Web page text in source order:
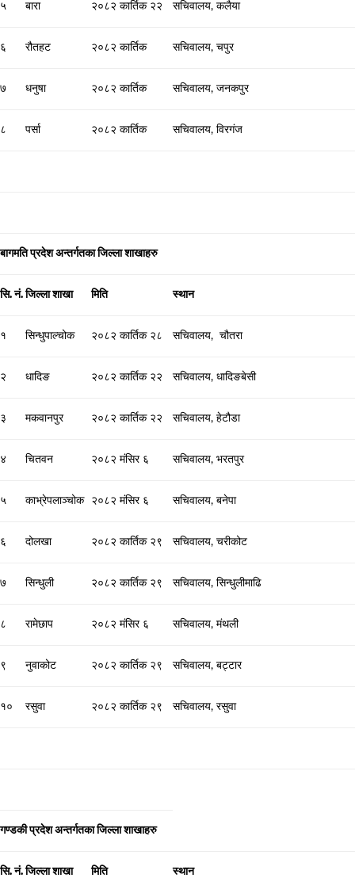
५ बारा २०८२ कार्तिक २२ सचिवालय, कलैया
६ रौतहट २०८२ कार्तिक सचिवालय, चपुर
७ धनुषा २०८२ कार्तिक सचिवालय, जनकपुर
८ पर्सा २०८२ कार्तिक सचिवालय, विरगंज
बागमति प्रदेश अन्तर्गतका जिल्ला शाखाहरु
सि. नं. जिल्ला शाखा मिति स्थान
१ सिन्धुपाल्चोक २०८२ कार्तिक २८ सचिवालय, चौतरा
२ धादिङ २०८२ कार्तिक २२ सचिवालय, धादिङबेसी
३ मकवानपुर २०८२ कार्तिक २२ सचिवालय, हेटौडा
४ चितवन २०८२ मंसिर ६ सचिवालय, भरतपुर
५ काभ्रेपलाञ्चोक २०८२ मंसिर ६ सचिवालय, बनेपा
६ दोलखा २०८२ कार्तिक २९ सचिवालय, चरीकोट
७ सिन्धुली २०८२ कार्तिक २९ सचिवालय, सिन्धुलीमाढि
८ रामेछाप २०८२ मंसिर ६ सचिवालय, मंथली
९ नुवाकोट २०८२ कार्तिक २९ सचिवालय, बट्टार
१० रसुवा २०८२ कार्तिक २९ सचिवालय, रसुवा
गण्डकी प्रदेश अन्तर्गतका जिल्ला शाखाहरु
सि. नं. जिल्ला शाखा मिति स्थान